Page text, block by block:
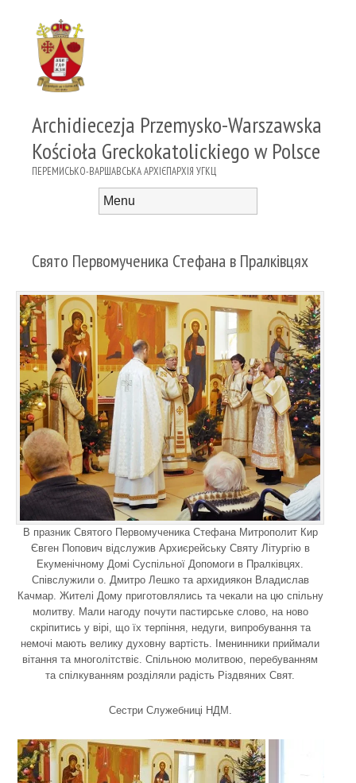
Archidiecezja Przemysko-Warszawska
Kościoła Greckokatolickiego w Polsce
ПЕРЕМИСЬКО-ВАРШАВСЬКА АРХІЄПАРХІЯ УГКЦ
Свято Первомученика Стефана в Пралківцях
В празник Святого Первомученика Стефана Митрополит Кир
Євген Попович відслужив Архиєрейську Святу Літургію в
Екуменічному Домі Суспільної Допомоги в Пралківцях.
Співслужили о. Дмитро Лешко та архидиякон Владислав
Качмар. Жителі Дому приготовлялись та чекали на цю спільну
молитву. Мали нагоду почути пастирське слово, на ново
скріпитись у вірі, що їх терпіння, недуги, випробування та
немочі мають велику духовну вартість. Іменинники приймали
вітання та многолітствіє. Спільною молитвою, перебуванням
та спілкуванням розділяли радість Різдвяних Свят.
Сестри Служебниці НДМ.